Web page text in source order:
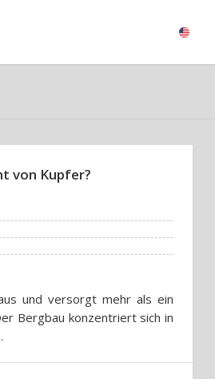
von Kupfer?
und versorgt mehr als ein
Bergbau konzentriert sich in